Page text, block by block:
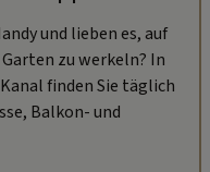
und lieben es, auf
zu werkeln? In
finden Sie täglich
Balkon- und